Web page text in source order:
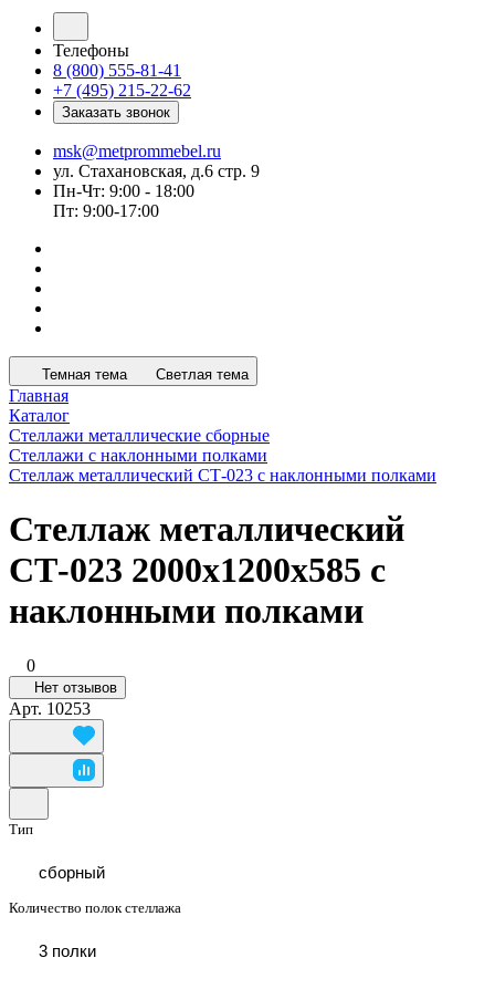
Телефоны
8 (800) 555-81-41
+7 (495) 215-22-62
Заказать звонок
msk@metprommebel.ru
ул. Стахановская, д.6 стр. 9
Пн-Чт: 9:00 - 18:00
Пт: 9:00-17:00
Темная тема Светлая тема
Главная
Каталог
Стеллажи металлические сборные
Стеллажи с наклонными полками
Стеллаж металлический СТ-023 с наклонными полками
Стеллаж металлический
СТ-023 2000x1200x585 с
наклонными полками
0
Нет отзывов
Арт. 10253
Тип
сборный
Количество полок стеллажа
3 полки